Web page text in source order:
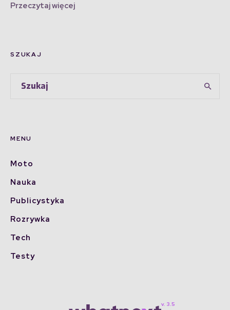
Przeczytaj więcej
SZUKAJ
MENU
Moto
Nauka
Publicystyka
Rozrywka
Tech
Testy